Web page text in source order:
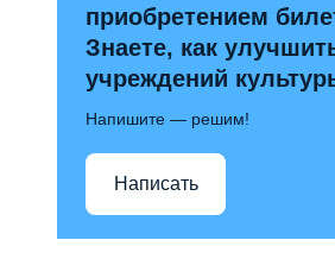
приобретением
Знаете, как
учреждений
Напишите — решим!
Написать